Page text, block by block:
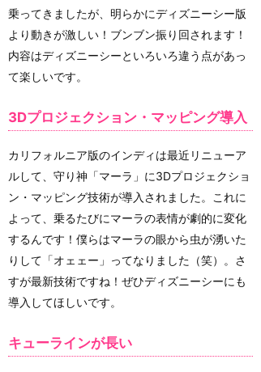
乗ってきましたが、明らかにディズニーシー版
より動きが激しい！ブンブン振り回されます！
内容はディズニーシーといろいろ違う点があっ
て楽しいです。
3Dプロジェクション・マッピング導入
カリフォルニア版のインディは最近リニューア
ルして、守り神「マーラ」に3Dプロジェクショ
ン・マッピング技術が導入されました。これに
よって、乗るたびにマーラの表情が劇的に変化
するんです！僕らはマーラの眼から虫が湧いた
りして「オェェー」ってなりました（笑）。さ
すが最新技術ですね！ぜひディズニーシーにも
導入してほしいです。
キューラインが長い